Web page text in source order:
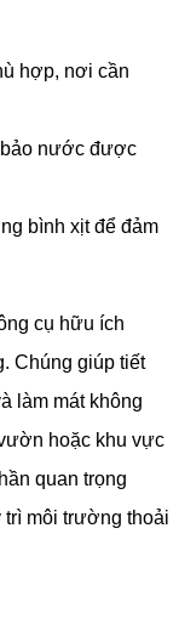
hợp, nơi cần
nước được
bình xịt để đảm
cụ hữu ích
Chúng giúp tiết
làm mát không
hoặc khu vực
quan trọng
trì môi trường thoải